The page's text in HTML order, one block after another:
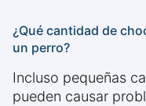
¿Qué cantidad de
un perro?
Incluso pequeñas
pueden causar